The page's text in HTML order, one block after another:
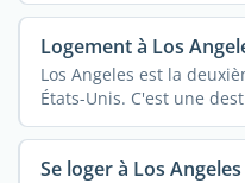
Logement à Los
Los Angeles est la
États-Unis. C'est une
Se loger à Los Angeles